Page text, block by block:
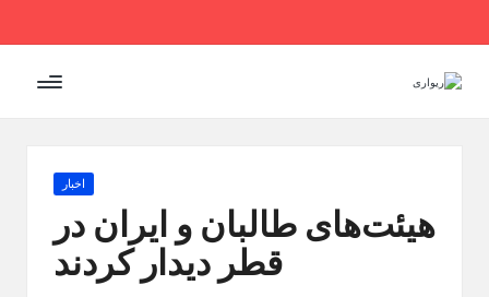
Skip
content
Posted
اخبار
هیئت‌های طالبان و ایران در
قطر دیدار کردند